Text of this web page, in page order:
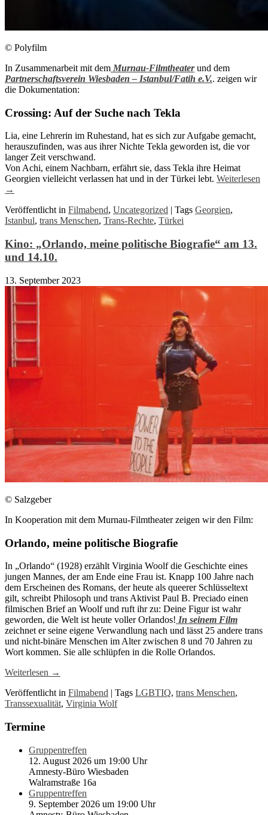
© Polyfilm
In Zusammenarbeit mit dem Murnau-Filmtheaterund dem
Partnerschaftsverein Wiesbaden – Istanbul/Fatih e.V.. zeigen wir
die Dokumentation:
Crossing: Auf der Suche nach Tekla
Lia, eine Lehrerin im Ruhestand, hat es sich zur Aufgabe gemacht,
herauszufinden, was aus ihrer Nichte Tekla geworden ist, die vor
langer Zeit verschwand.
Von Achi, einem Nachbarn, erfährt sie, dass Tekla ihre Heimat
Georgien vielleicht verlassen hat und in der Türkei lebt. Weiterlesen
→
Veröffentlicht in Filmabend, Uncategorized | Tags Georgien,
Istanbul, trans Menschen, Trans-Rechte, Türkei
Kino: „Orlando, meine politische Biografie“ am 13.
und 14.10.
13. September 2023
© Salzgeber
In Kooperation mit dem Murnau-Filmtheater zeigen wir den Film:
Orlando, meine politische Biografie
In „Orlando“ (1928) erzählt Virginia Woolf die Geschichte eines
jungen Mannes, der am Ende eine Frau ist. Knapp 100 Jahre nach
dem Erscheinen des Romans, der heute als queerer Schlüsseltext
gilt, schreibt Philosoph und trans Aktivist Paul B. Preciado einen
filmischen Brief an Woolf und ruft ihr zu: Deine Figur ist wahr
geworden, die Welt ist heute voller Orlandos! In seinem Film
zeichnet er seine eigene Verwandlung nach und lässt 25 andere trans
und nicht-binäre Menschen im Alter zwischen 8 und 70 Jahren zu
Wort kommen. Sie alle schlüpfen in die Rolle Orlandos.
Weiterlesen →
Veröffentlicht in Filmabend | Tags LGBTIQ, trans Menschen,
Transsexualität, Virginia Wolf
Termine
Gruppentreffen
12. August 2026 um 19:00 Uhr
Amnesty-Büro Wiesbaden
Walramstraße 16a
Gruppentreffen
9. September 2026 um 19:00 Uhr